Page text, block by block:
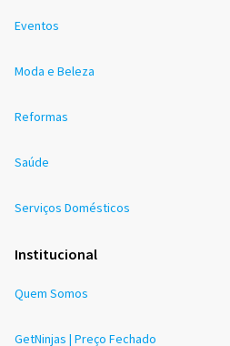
Eventos
Moda e Beleza
Reformas
Saúde
Serviços Domésticos
Institucional
Quem Somos
GetNinjas | Preço Fechado